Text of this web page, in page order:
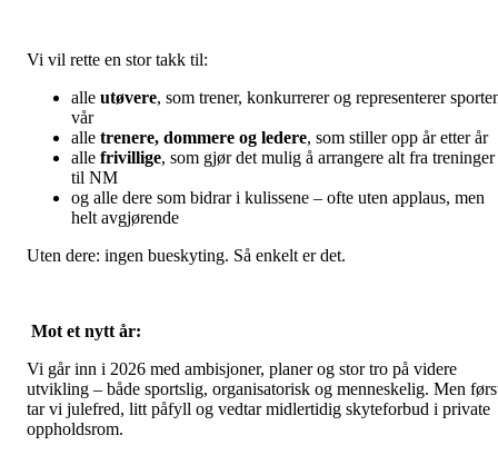
Vi vil rette en stor takk til:
alle utøvere, som trener, konkurrerer og representerer
vår
alle trenere, dommere og ledere, som stiller opp år etter år
alle frivillige, som gjør det mulig å arrangere alt fra treninger
til NM
og alle dere som bidrar i kulissene – ofte uten applaus, men
helt avgjørende
Uten dere: ingen bueskyting. Så enkelt er det.
Mot et nytt år:
Vi går inn i 2026 med ambisjoner, planer og stor tro på videre
utvikling – både sportslig, organisatorisk og menneskelig. Men
tar vi julefred, litt påfyll og vedtar midlertidig skyteforbud i private
oppholdsrom.